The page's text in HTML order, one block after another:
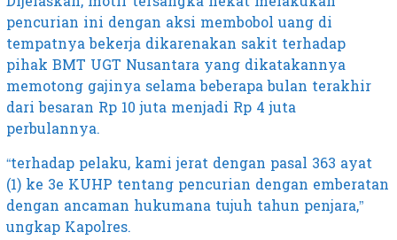
pencurian ini dengan aksi membobol uang di
tempatnya bekerja dikarenakan sakit terhadap
pihak BMT UGT Nusantara yang dikatakannya
memotong gajinya selama beberapa bulan terakhir
dari besaran Rp 10 juta menjadi Rp 4 juta
perbulannya.
“terhadap pelaku, kami jerat dengan pasal 363 ayat
(1) ke 3e KUHP tentang pencurian dengan emberatan
dengan ancaman hukumana tujuh tahun penjara,”
ungkap Kapolres.